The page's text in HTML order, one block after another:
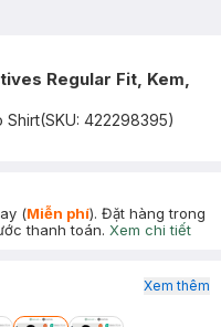
Regular Fit, Kem,
Shirt(SKU: 422298395)
(Miễn phí). Đặt hàng trong
thanh toán. Xem chi tiết
Xem thêm